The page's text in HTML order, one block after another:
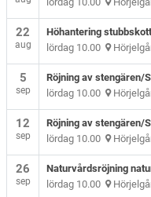
22
aug
Höhantering
lördag 10.00
5
sep
Röjning av stengären/
lördag 10.00
12
sep
Röjning av stengären/
lördag 10.00
26
sep
Naturvårdsröjning
lördag 10.00